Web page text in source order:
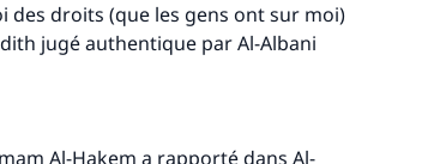
des droits (que les gens ont sur moi)
jugé authentique par Al-Albani
Al-Hakem a rapporté dans Al-